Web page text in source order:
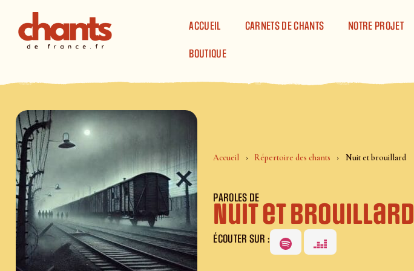
ACCUEIL
CARNETS DE CHANTS NOTRE PROJET
BOUTIQUE
Accueil Répertoire des chants Nuit et brouillard
PAROLES DE
Nuit et brouillard
ÉCOUTER SUR :